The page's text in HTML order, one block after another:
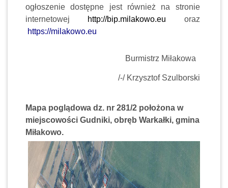
ogłoszenie dostępne jest również na stronie
internetowej http://bip.milakowo.eu
oraz
https://milakowo.eu
Burmistrz Miłakowa
/-/ Krzysztof Szulborski
Mapa poglądowa dz. nr 281/2 położona w
miejscowości Gudniki, obręb Warkałki, gmina
Miłakowo.